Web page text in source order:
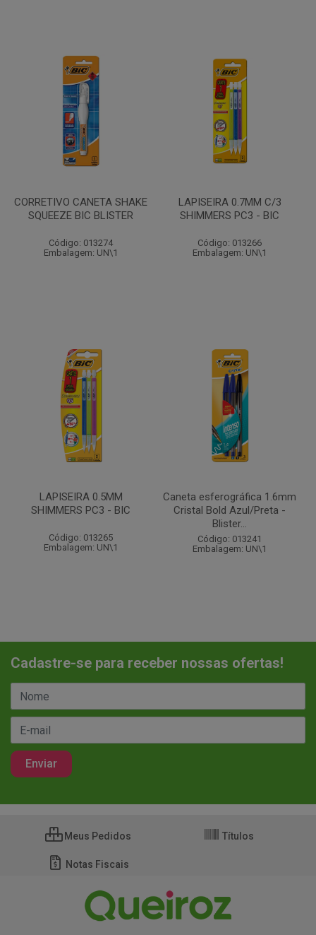
CORRETIVO CANETA SHAKE
SQUEEZE BIC BLISTER
Código: 013274
Embalagem: UN\1
LAPISEIRA 0.7MM C/3
SHIMMERS PC3 - BIC
Código: 013266
Embalagem: UN\1
LAPISEIRA 0.5MM
SHIMMERS PC3 - BIC
Código: 013265
Embalagem: UN\1
Caneta esferográfica 1.6mm
Cristal Bold Azul/Preta -
Blister...
Código: 013241
Embalagem: UN\1
Cadastre-se para receber nossas ofertas!
Meus Pedidos Títulos
Notas Fiscais